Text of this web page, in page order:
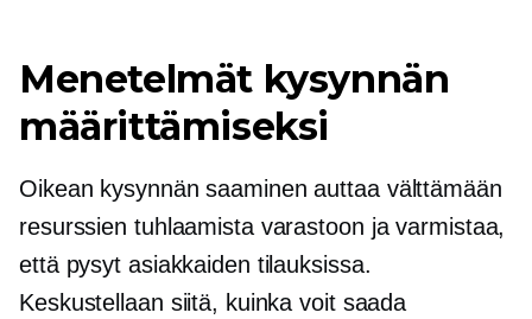
Menetelmät kysynnän
määrittämiseksi
Oikean kysynnän saaminen auttaa välttämään
resurssien tuhlaamista varastoon ja varmistaa,
että pysyt asiakkaiden tilauksissa.
Keskustellaan siitä, kuinka voit saada